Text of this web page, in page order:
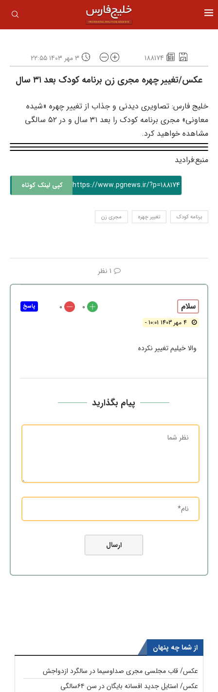
188174 ۳ مهر ۱۴۰۳ ۲۲:۵۵
عکس/تغییر چهره مجری زن برنامه کودک بعد ۳۱ سال
خلیج فارس: تصاویری دیدنی و جذاب از تغییر چهره «شیده
معاونی» مجری برنامه کودک را بعد ۳۱ سال و در ۵۲ سالگی
مشاهده خواهید کرد.
منبع:فرادید
https://www.pgnews.ir/?p=188174 کپی لینک کوتاه
برنامه کودک تغییر چهره مجری زن
1 نظر
سلام
4 مهر 1403 10:01 -
0
0
والا خیلیم تغییر نکرده
پاسخ
پیام بگذارید
از شما چه پنهان
عکس/ قاب مجلسی مجری صداوسیما در سالگرد ازدواجش
عکس/ استایل جدید افسانه بایگان در سن ۶۴سالگی